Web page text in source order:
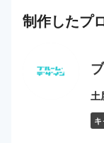
制作したプ
土